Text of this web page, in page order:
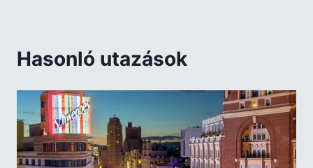
Hasonló utazások